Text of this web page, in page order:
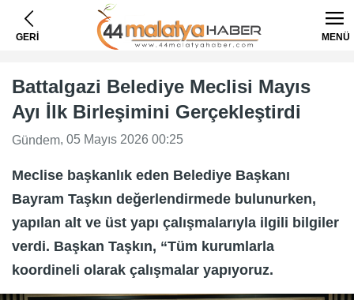
GERİ MENÜ
Battalgazi Belediye Meclisi Mayıs
Ayı İlk Birleşimini Gerçekleştirdi
Gündem, 05 Mayıs 2026 00:25
Meclise başkanlık eden Belediye Başkanı
Bayram Taşkın değerlendirmede bulunurken,
yapılan alt ve üst yapı çalışmalarıyla ilgili bilgiler
verdi. Başkan Taşkın, “Tüm kurumlarla
koordineli olarak çalışmalar yapıyoruz.